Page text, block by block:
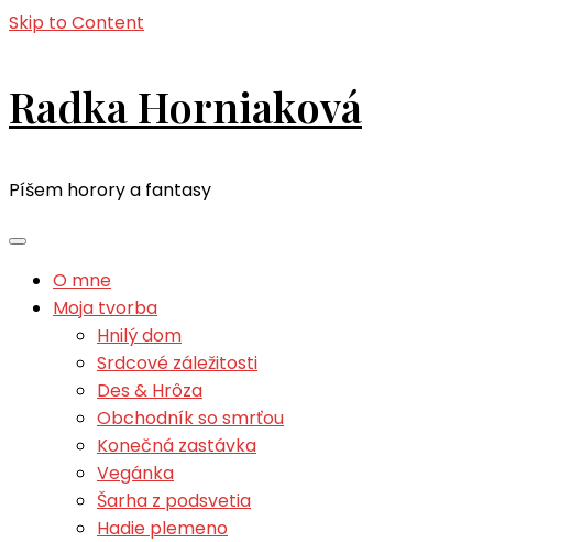
Skip to Content
Radka Horniaková
Píšem horory a fantasy
O mne
Moja tvorba
Hnilý dom
Srdcové záležitosti
Des & Hrôza
Obchodník so smrťou
Konečná zastávka
Vegánka
Šarha z podsvetia
Hadie plemeno